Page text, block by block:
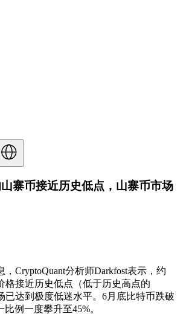
寨币接近历史低点，山寨币市场
，CryptoQuant分析师Darkfost表示，约
格接近历史低点（低于历史高点的
已达到极度低迷水平。6月底比特币跌破
例一度攀升至45%。